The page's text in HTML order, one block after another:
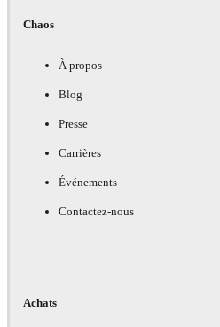
Chaos
À propos
Blog
Presse
Carrières
Événements
Contactez-nous
Achats